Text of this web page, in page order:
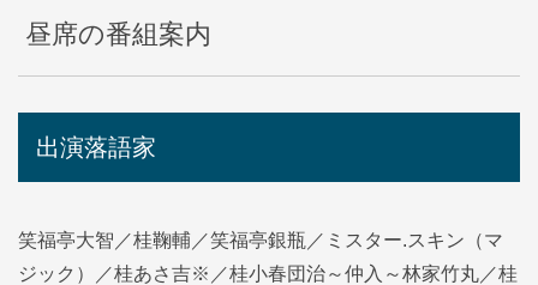
昼席の番組案内
出演落語家
笑福亭大智／桂鞠輔／笑福亭銀瓶／ミスター.スキン（マ
ジック）／桂あさ吉※／桂小春団治～仲入～林家竹丸／桂